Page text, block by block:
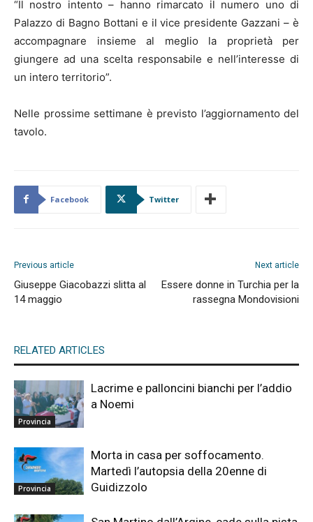
“Il nostro intento – hanno rimarcato il numero uno di
Palazzo di Bagno Bottani e il vice presidente Gazzani – è
accompagnare insieme al meglio la proprietà per
giungere ad una scelta responsabile e nell’interesse di
un intero territorio”.
Nelle prossime settimane è previsto l’aggiornamento del
tavolo.
Facebook Twitter
Previous article
Giuseppe Giacobazzi slitta al
14 maggio
Next article
Essere donne in Turchia per la
rassegna Mondovisioni
RELATED ARTICLES
Provincia
Lacrime e palloncini bianchi per l’addio
a Noemi
Provincia
Morta in casa per soffocamento.
Martedì l’autopsia della 20enne di
Guidizzolo